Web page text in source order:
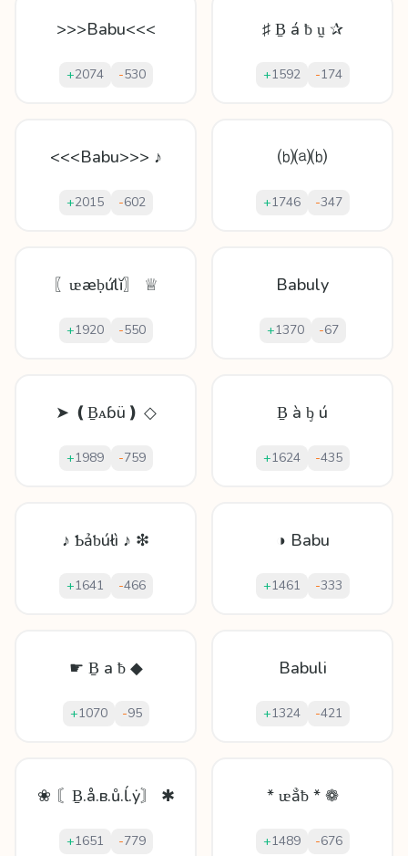
>>>Babu<<<
+2074 -530
♯ Ḇ á ƀ ṵ ✰
+1592 -174
<<<Babu>>> ♪
+2015 -602
⒝⒜⒝
+1746 -347
〖ᵫæḅứlĭ〗 ♕
+1920 -550
Babuly
+1370 -67
➤ ❪Ḇᴀɓü❫ ◇
+1989 -759
Ḇ à ᶀ ú
+1624 -435
♪ Ƅảƅúłì ♪ ❇
+1641 -466
◑ Babu
+1461 -333
☛ Ḇ а ƀ ◆
+1070 -95
Babuli
+1324 -421
❀ 〘Ḇ.å.в.ů.ĺ.ẏ〙 ✱
+1651 -779
* ᵫẳƀ * ❁
+1489 -676